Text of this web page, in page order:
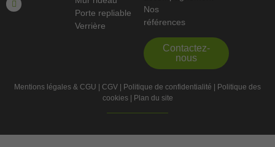
Porte repliable
Verrière
Nos
références
Contactez-
nous
Mentions légales & CGU CGV Politique de confidentialité
Politique des
cookies| Plan du site